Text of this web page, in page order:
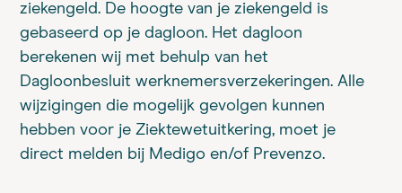
ziekengeld. De hoogte van je ziekengeld is
gebaseerd op je dagloon. Het dagloon
berekenen wij met behulp van het
Dagloonbesluit werknemersverzekeringen. Alle
wijzigingen die mogelijk gevolgen kunnen
hebben voor je Ziektewetuitkering, moet je
direct melden bij Medigo en/of Prevenzo.